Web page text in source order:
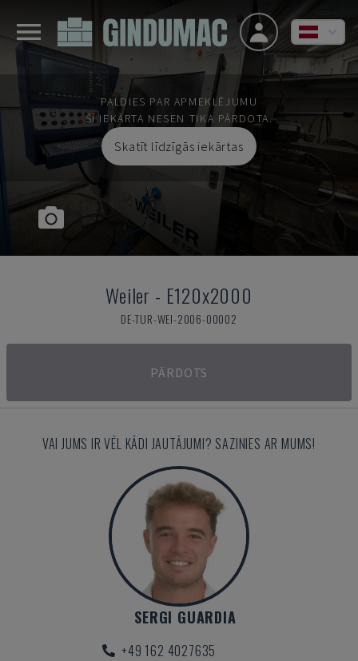
PALDIES PAR APMEKLĒJUMU
ŠĪ IEKĀRTA NESEN TIKA PĀRDOTA.
Skatīt līdzīgās iekārtas
Weiler - E120x2000
DE-TUR-WEI-2006-00002
PĀRDOTS
VAI JUMS IR VĒL KĀDI JAUTĀJUMI? SAZINIES AR MUMS!
SERGI GUARDIA
+49 162 4027635